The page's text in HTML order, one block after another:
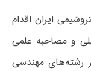
ایران اقدام
و مصاحبه علمی
اول سال تحصیلی ۹۸-۹۹ در رشته‌های مهندسی